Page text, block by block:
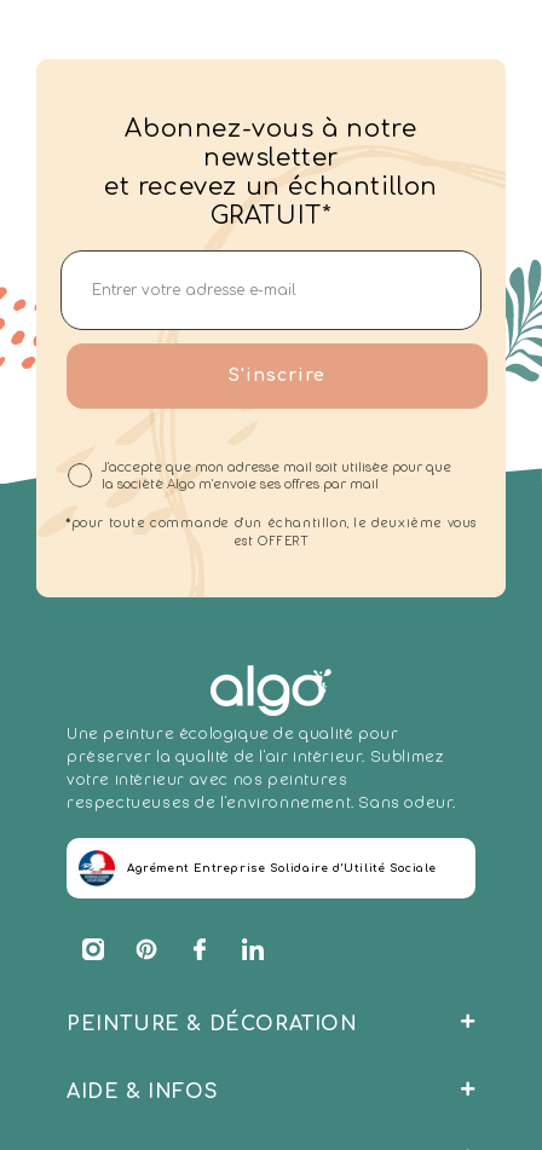
Abonnez-vous à notre
newsletter
et recevez un échantillon
GRATUIT*
S'inscrire
J'accepte que mon adresse mail soit utilisée pour que
la société Algo m'envoie ses offres par mail
*pour toute commande d'un échantillon, le deuxième vous
est OFFERT
Une peinture écologique de qualité pour
préserver la qualité de l'air intérieur. Sublimez
votre intérieur avec nos peintures
respectueuses de l'environnement. Sans odeur.
Agrément Entreprise Solidaire d’Utilité Sociale
InstagramPinterestFacebookTranslation
PEINTURE & DÉCORATION
Peinture Intérieure
AIDE & INFOS